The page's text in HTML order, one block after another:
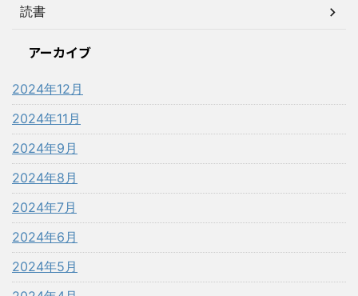
読書
アーカイブ
2024年12月
2024年11月
2024年9月
2024年8月
2024年7月
2024年6月
2024年5月